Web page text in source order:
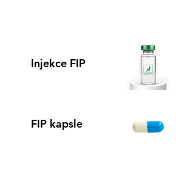
Injekce FIP
FIP kapsle